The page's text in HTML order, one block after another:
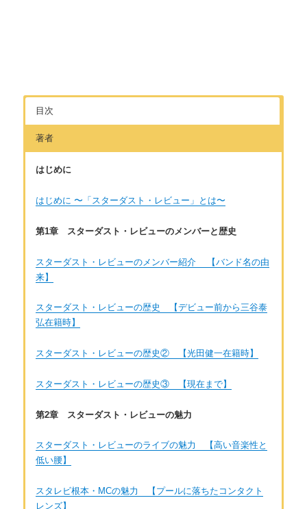
目次
著者
はじめに
はじめに 〜「スターダスト・レビュー」とは〜
第1章 スターダスト・レビューのメンバーと歴史
スターダスト・レビューのメンバー紹介 【バンド名の由
来】
スターダスト・レビューの歴史 【デビュー前から三谷泰
弘在籍時】
スターダスト・レビューの歴史② 【光田健一在籍時】
スターダスト・レビューの歴史③ 【現在まで】
第2章 スターダスト・レビューの魅力
スターダスト・レビューのライブの魅力 【高い音楽性と
低い腰】
スタレビ根本・MCの魅力 【プールに落ちたコンタクト
レンズ】